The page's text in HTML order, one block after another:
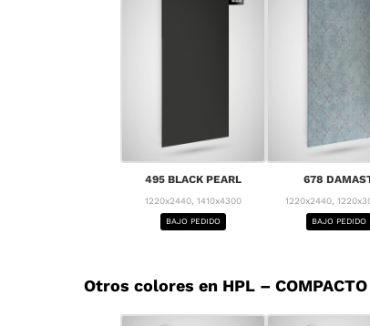
495 BLACK PEARL
1220x2440, 1410x4300
BAJO PEDIDO
678
1220x2440,
BAJO PEDIDO
Otros colores en HPL –